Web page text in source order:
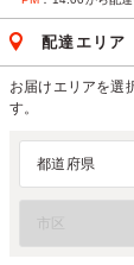
配達エリア
お届けエリアを選
す。